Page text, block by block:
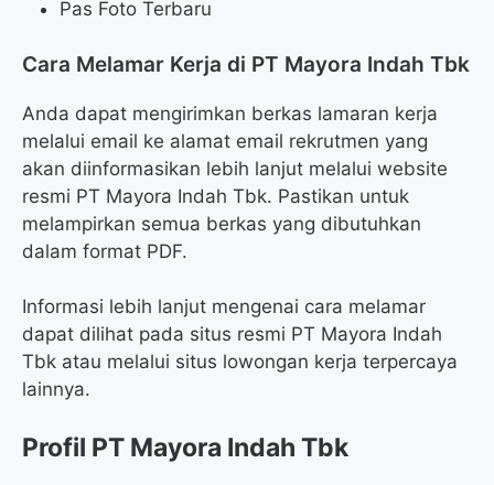
Pas Foto Terbaru
Cara Melamar Kerja di PT Mayora Indah Tbk
Anda dapat mengirimkan berkas lamaran kerja
melalui email ke alamat email rekrutmen yang
akan diinformasikan lebih lanjut melalui website
resmi PT Mayora Indah Tbk. Pastikan untuk
melampirkan semua berkas yang dibutuhkan
dalam format PDF.
Informasi lebih lanjut mengenai cara melamar
dapat dilihat pada situs resmi PT Mayora Indah
Tbk atau melalui situs lowongan kerja terpercaya
lainnya.
Profil PT Mayora Indah Tbk